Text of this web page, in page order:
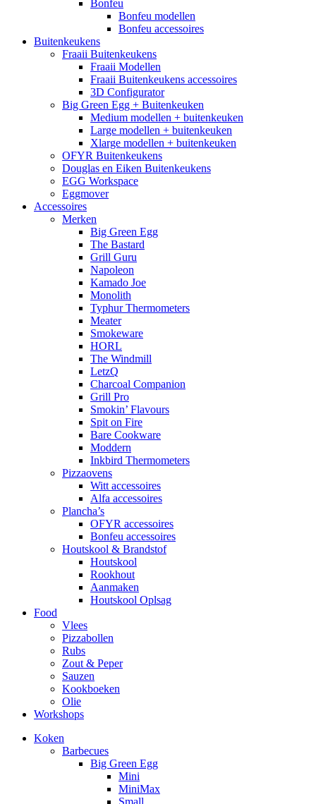
Bonfeu
Bonfeu modellen
Bonfeu accessoires
Buitenkeukens
Fraaii Buitenkeukens
Fraaii Modellen
Fraaii Buitenkeukens accessoires
3D Configurator
Big Green Egg + Buitenkeuken
Medium modellen + buitenkeuken
Large modellen + buitenkeuken
Xlarge modellen + buitenkeuken
OFYR Buitenkeukens
Douglas en Eiken Buitenkeukens
EGG Workspace
Eggmover
Accessoires
Merken
Big Green Egg
The Bastard
Grill Guru
Napoleon
Kamado Joe
Monolith
Typhur Thermometers
Meater
Smokeware
HORL
The Windmill
LetzQ
Charcoal Companion
Grill Pro
Smokin’ Flavours
Spit on Fire
Bare Cookware
Moddern
Inkbird Thermometers
Pizzaovens
Witt accessoires
Alfa accessoires
Plancha’s
OFYR accessoires
Bonfeu accessoires
Houtskool & Brandstof
Houtskool
Rookhout
Aanmaken
Houtskool Oplsag
Food
Vlees
Pizzabollen
Rubs
Zout & Peper
Sauzen
Kookboeken
Olie
Workshops
Koken
Barbecues
Big Green Egg
Mini
MiniMax
Small